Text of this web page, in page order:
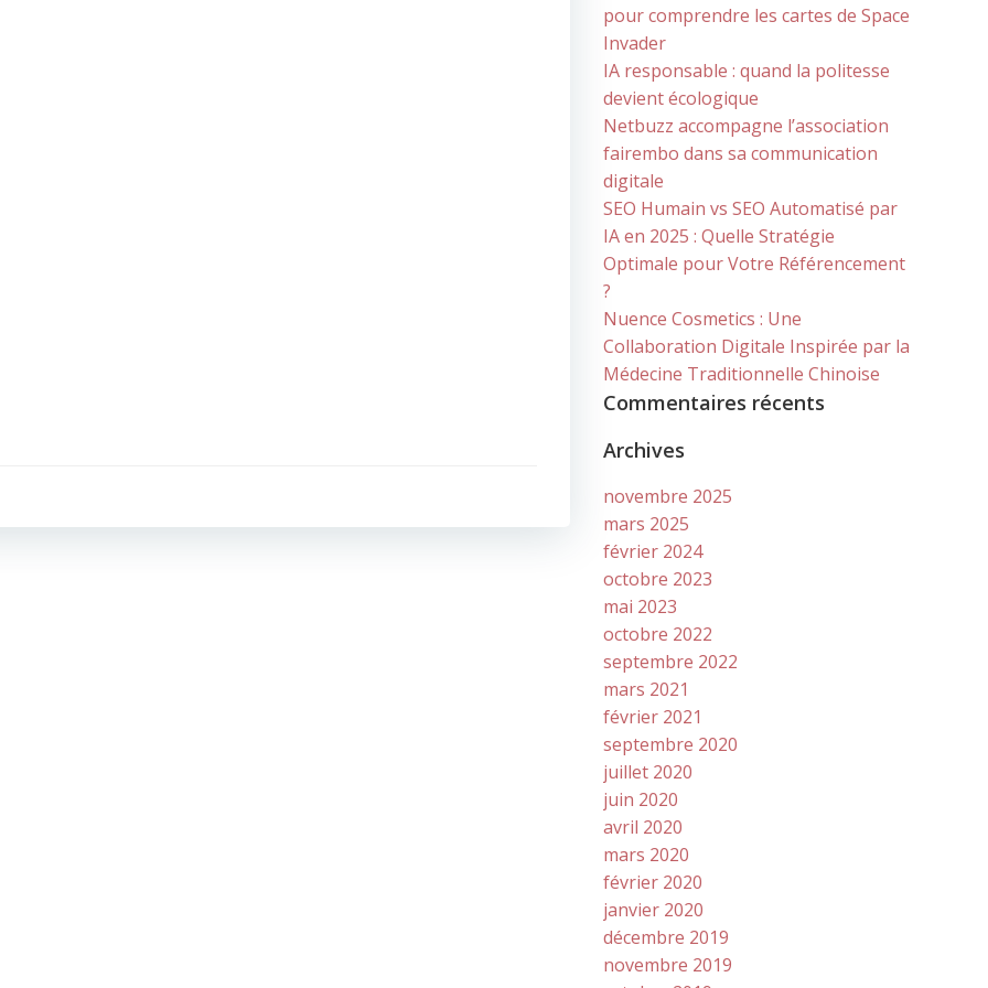
pour comprendre les cartes de Space
Invader
IA responsable : quand la politesse
devient écologique
Netbuzz accompagne l’association
fairembo dans sa communication
digitale
SEO Humain vs SEO Automatisé par
IA en 2025 : Quelle Stratégie
Optimale pour Votre Référencement
?
Nuence Cosmetics : Une
Collaboration Digitale Inspirée par la
Médecine Traditionnelle Chinoise
Commentaires récents
Archives
novembre 2025
mars 2025
février 2024
octobre 2023
mai 2023
octobre 2022
septembre 2022
mars 2021
février 2021
septembre 2020
juillet 2020
juin 2020
avril 2020
mars 2020
février 2020
janvier 2020
décembre 2019
novembre 2019